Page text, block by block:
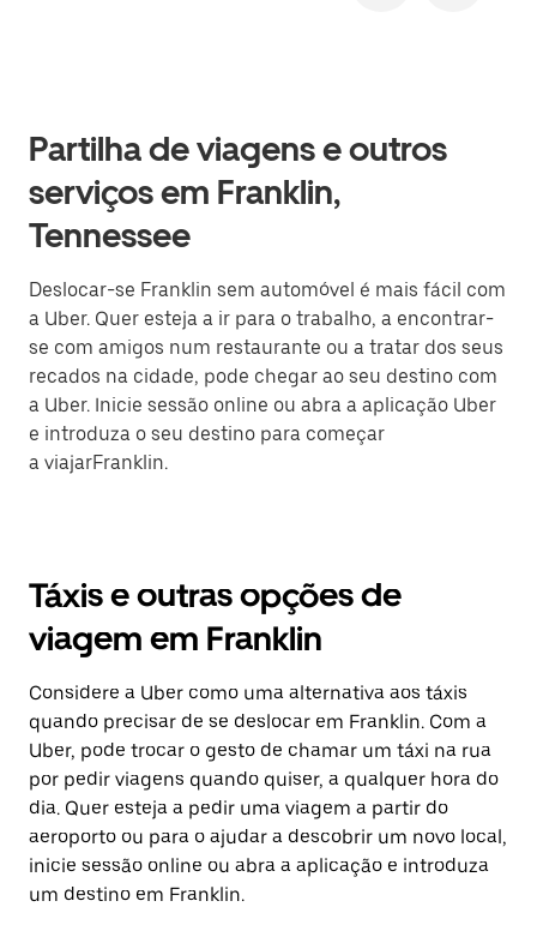
Partilha de viagens e outros
serviços em Franklin,
Tennessee
Deslocar-se Franklin sem automóvel é mais fácil com
a Uber. Quer esteja a ir para o trabalho, a encontrar-
se com amigos num restaurante ou a tratar dos seus
recados na cidade, pode chegar ao seu destino com
a Uber. Inicie sessão online ou abra a aplicação Uber
e introduza o seu destino para começar
a viajarFranklin.
Táxis e outras opções de
viagem em Franklin
Considere a Uber como uma alternativa aos táxis
quando precisar de se deslocar em Franklin. Com a
Uber, pode trocar o gesto de chamar um táxi na rua
por pedir viagens quando quiser, a qualquer hora do
dia. Quer esteja a pedir uma viagem a partir do
aeroporto ou para o ajudar a descobrir um novo local,
inicie sessão online ou abra a aplicação e introduza
um destino em Franklin.